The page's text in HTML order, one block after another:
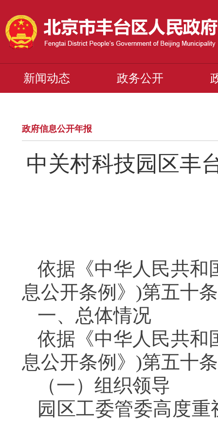
新闻动态 政务公开
政府信息公开年报
中关村科技园区丰
依据《中华人民共和
息公开条例》)第五十
一、总体情况
依据《中华人民共和
息公开条例》)第五十
（一） 组织领导
园区工委管委高度